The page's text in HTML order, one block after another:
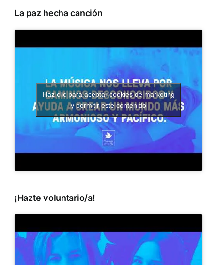
La paz hecha canción
Haz clic para aceptar cookies de marketing
y permitir este contenido
¡Hazte voluntario/a!